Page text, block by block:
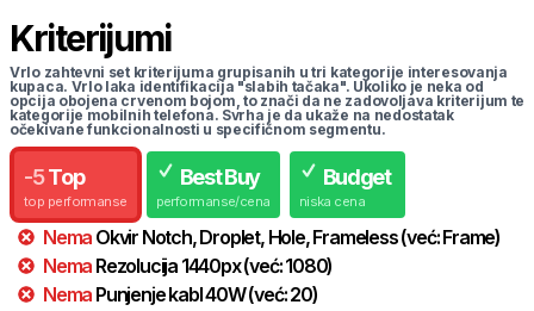
Kriterijumi
Vrlo zahtevni set kriterijuma grupisanih u tri kategorije interesovanja
kupaca. Vrlo laka identifikacija "slabih tačaka". Ukoliko je neka od
opcija obojena crvenom bojom, to znači da ne zadovoljava kriterijum te
kategorije mobilnih telefona. Svrha je da ukaže na nedostatak
očekivane funkcionalnosti u specifičnom segmentu.
-5 Top
top performanse
Best Buy
performanse/cena
Budget
niska cena
Nema Okvir Notch, Droplet, Hole, Frameless(već:Frame)
Nema Rezolucija 1440px(već:1080)
Nema Punjenje kabl40W(već:20)